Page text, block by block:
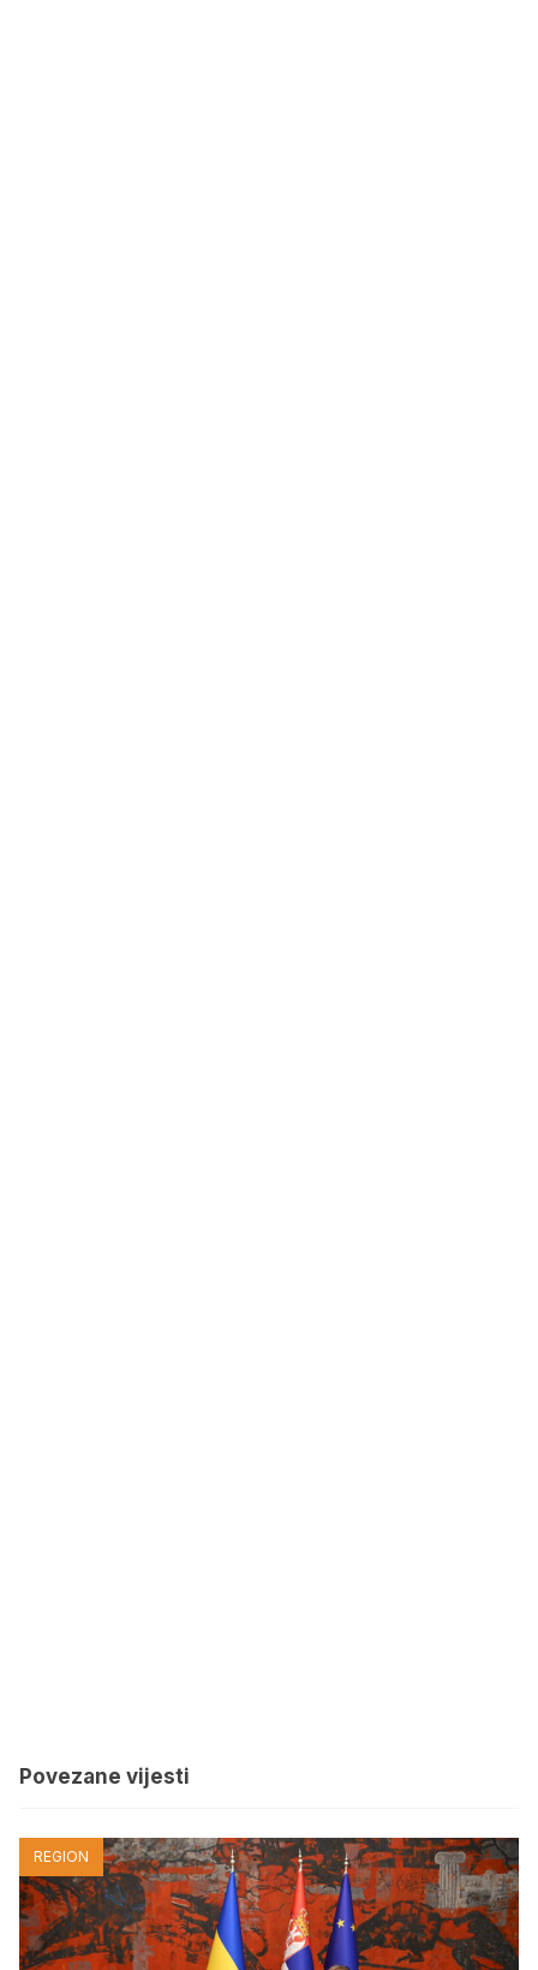
Povezane vijesti
REGION